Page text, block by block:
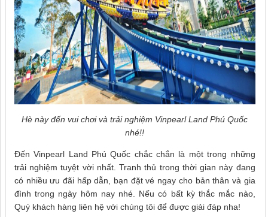
Hè này đến vui chơi và trải nghiệm Vinpearl Land Phú Quốc
nhé!!
Đến Vinpearl Land Phú Quốc chắc chắn là một trong những
trải nghiệm tuyệt vời nhất. Tranh thủ trong thời gian này đang
có nhiều ưu đãi hấp dẫn, bạn đặt vé ngay cho bản thân và gia
đình trong ngày hôm nay nhé. Nếu có bất kỳ thắc mắc nào,
Quý khách hàng liên hệ với chúng tôi để được giải đáp nha!